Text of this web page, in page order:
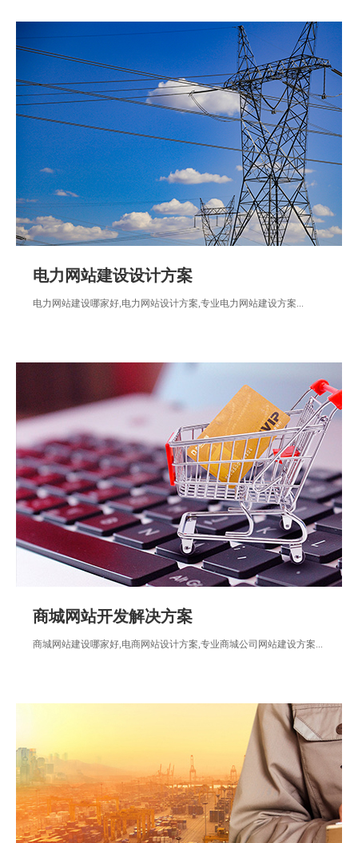
电力网站建设设计方案
电力网站建设哪家好,电力网站设计方案,专业电力网站建设方案...
商城网站开发解决方案
商城网站建设哪家好,电商网站设计方案,专业商城公司网站建设方案...